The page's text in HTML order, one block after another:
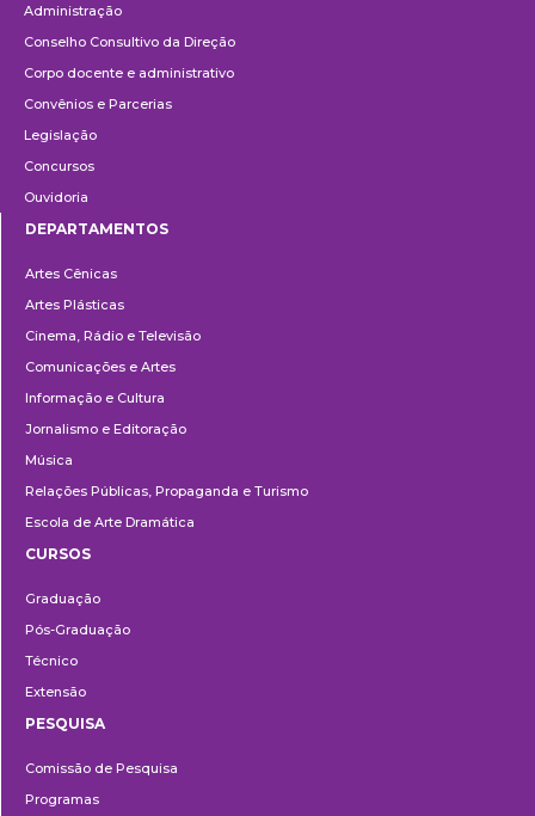
Administração
Conselho Consultivo da Direção
Corpo docente e administrativo
Convênios e Parcerias
Legislação
Concursos
Ouvidoria
DEPARTAMENTOS
Artes Cênicas
Artes Plásticas
Cinema, Rádio e Televisão
Comunicações e Artes
Informação e Cultura
Jornalismo e Editoração
Música
Relações Públicas, Propaganda e Turismo
Escola de Arte Dramática
CURSOS
Graduação
Pós-Graduação
Técnico
Extensão
PESQUISA
Comissão de Pesquisa
Programas